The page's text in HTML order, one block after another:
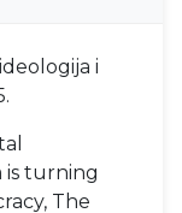
i
is turning
The